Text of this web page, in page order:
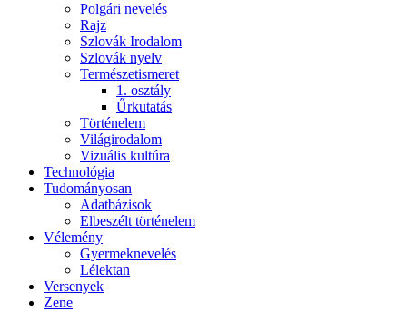
Polgári nevelés
Rajz
Szlovák Irodalom
Szlovák nyelv
Természetismeret
1. osztály
Űrkutatás
Történelem
Világirodalom
Vizuális kultúra
Technológia
Tudományosan
Adatbázisok
Elbeszélt történelem
Vélemény
Gyermeknevelés
Lélektan
Versenyek
Zene